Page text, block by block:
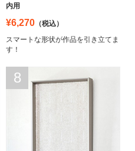
内用
¥6,270 （税込）
スマートな形状が作品を引き立てま
す！
8